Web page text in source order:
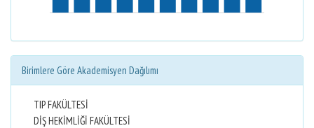
Birimlere Göre Akademisyen Dağılımı
TIP FAKÜLTESİ
DİŞ HEKİMLİĞİ FAKÜLTESİ